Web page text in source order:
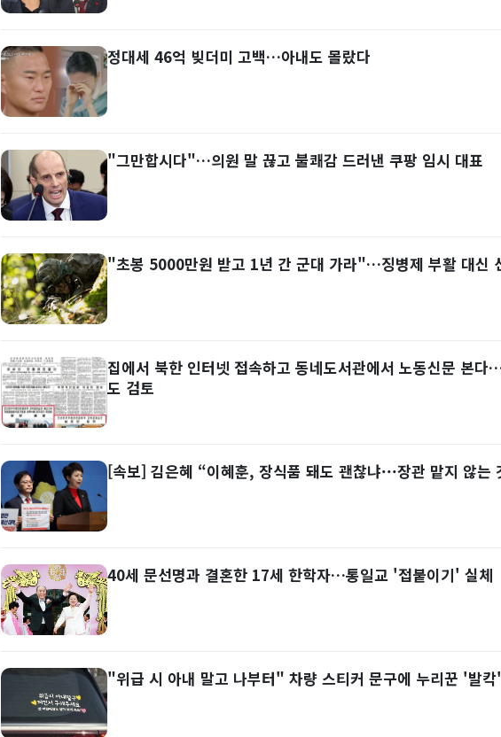
정대세 46억 빚더미 고백…아내도 몰랐다
"그만합시다"…의원 말 끊고 불쾌감 드러낸 쿠팡 임시 대표
"초봉 5000만원 받고 1년 간 군대 가라"…징병제 부활 대신
집에서 북한 인터넷 접속하고 동네도서관에서 노동신문 본
도 검토
[속보] 김은혜 “이혜훈, 장식품 돼도 괜찮냐···장관 맡지 않
40세 문선명과 결혼한 17세 한학자…통일교 '접붙이기' 실체
"위급 시 아내 말고 나부터" 차량 스티커 문구에 누리꾼 '발칵'